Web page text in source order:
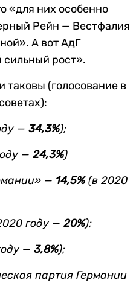
«для них особенно
Рейн — Вестфалия
А вот АдГ
рост».
таковы (голосование в
— 34,3%);
— 24,3%)
— 14,5%(в 2020
году — 20%);
— 3,8%);
партия Германии